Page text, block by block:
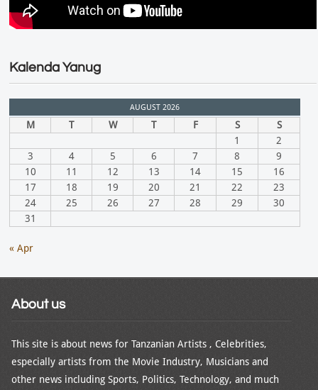
Kalenda Yanug
AUGUST 2026
M T W T F S
S
1
2
3
4 5 6 7 8
9
10
11 12 13 14 15
16
17
18 19 20 21 22
23
24
25 26 27 28 29
30
31
« Apr
About us
This site is about news for Tanzanian Artists , Celebrities,
especially artists from the Movie Industry, Musicians and
other news including Sports, Politics, Technology, and much